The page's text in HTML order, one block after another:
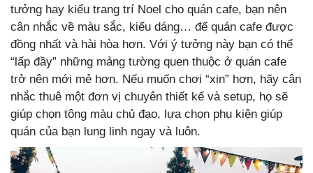
tưởng hay kiểu trang trí Noel cho quán cafe, bạn nên
cân nhắc về màu sắc, kiểu dáng… để quán cafe được
đồng nhất và hài hòa hơn. Với ý tưởng này bạn có thể
“lấp đầy” những mảng tường quen thuộc ở quán cafe
trở nên mới mẻ hơn. Nếu muốn chơi “xịn” hơn, hãy cân
nhắc thuê một đơn vị chuyên thiết kế và setup, họ sẽ
giúp chọn tông màu chủ đạo, lựa chọn phụ kiện giúp
quán của bạn lung linh ngay và luôn.